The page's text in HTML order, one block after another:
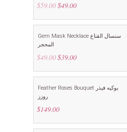
Rated4.88
out of 5
$59.00 Original
was:
$49.00Current
is:
Gem Mask Necklace سنسال القناع
المحجر
$49.00 Original
was:
$39.00Current
is:
Feather Roses Bouquet بوكيه فيذر
روزز
$149.00